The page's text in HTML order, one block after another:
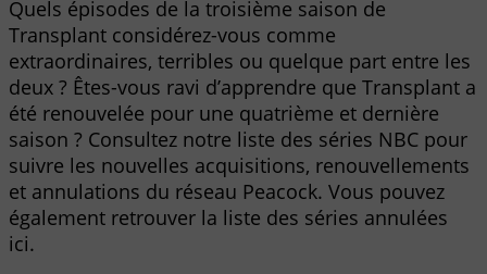
Quels épisodes de la troisième saison de
Transplant considérez-vous comme
extraordinaires, terribles ou quelque part entre les
deux ? Êtes-vous ravi d’apprendre que Transplant a
été renouvelée pour une quatrième et dernière
saison ? Consultez notre liste des séries NBC pour
suivre les nouvelles acquisitions, renouvellements
et annulations du réseau Peacock. Vous pouvez
également retrouver la liste des séries annulées
ici.